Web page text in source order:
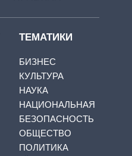
ТЕМАТИКИ
БИЗНЕС
КУЛЬТУРА
НАУКА
НАЦИОНАЛЬНАЯ
БЕЗОПАСНОСТЬ
ОБЩЕСТВО
ПОЛИТИКА